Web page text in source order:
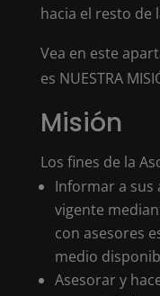
hacia el resto de
Vea en este
es NUESTRA
Misión
Los fines de la
Informar a sus
vigente
con asesores
medio
Asesorar y